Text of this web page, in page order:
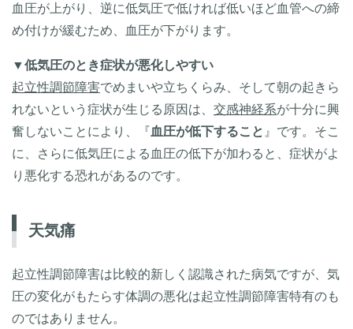
血圧が上がり、逆に低気圧で低ければ低いほど血管への締
め付けが緩むため、血圧が下がります。
▼低気圧のとき症状が悪化しやすい
起立性調節障害でめまいや立ちくらみ、そして朝の起きら
れないという症状が生じる原因は、 交感神経系が十分に興
奮しないことにより、『血圧が低下すること 』です。そこ
に、さらに低気圧による血圧の低下が加わると、症状がよ
り悪化する恐れがあるのです。
天気痛
起立性調節障害は比較的新しく認識された病気ですが、気
圧の変化がもたらす体調の悪化は起立性調節障害特有のも
のではありません。